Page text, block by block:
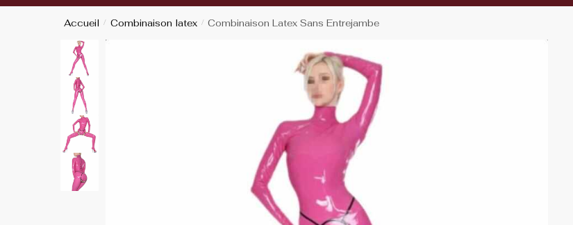
Accueil / Combinaison latex / Combinaison Latex Sans Entrejambe